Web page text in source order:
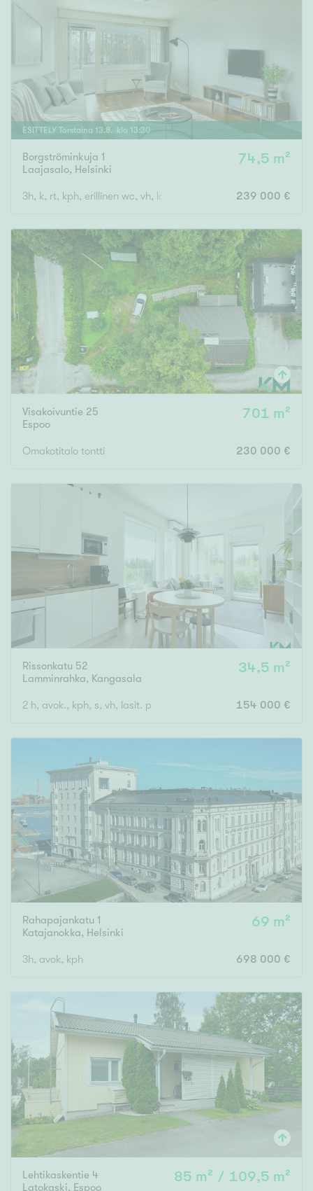
ESITTELY Torstaina 13.8 . klo 13:30
Borgströminkuja 1
Laajasalo, Helsinki
74,5 m²
3h, k, rt, kph, erillinen wc, vh, lasitettu parveke 239 000 €
Visakoivuntie 25
Espoo
701 m²
Omakotitalo tontti 230 000 €
Rissonkatu 52
Lamminrahka, Kangasala
34,5 m²
2 h, avok., kph, s, vh, lasit. p 154 000 €
Rahapajankatu 1
Katajanokka, Helsinki
69 m²
3h, avok, kph 698 000 €
Lehtikaskentie 4
Latokaski, Espoo
85 m² / 109,5 m²